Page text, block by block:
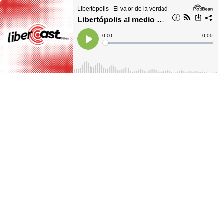
Libertópolis - El valor de la verdad
Libertópolis al medio día, martes 24 de enero de 2023
Play
Current
Time
0:00
Loaded:
Time
-0:00